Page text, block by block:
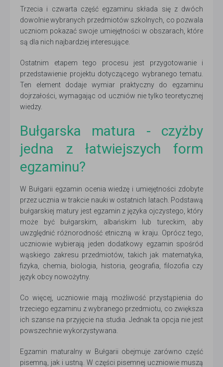
Trzecia i czwarta część egzaminu składa się z dwóch
dowolnie wybranych przedmiotów szkolnych, co pozwala
uczniom pokazać swoje umiejętności w obszarach, które
są dla nich najbardziej interesujące.
Ostatnim etapem tego procesu jest przygotowanie i
przedstawienie projektu dotyczącego wybranego tematu.
Ten element dodaje wymiar praktyczny do egzaminu
dojrzałości, wymagając od uczniów nie tylko teoretycznej
wiedzy.
Bułgarska matura - czyżby
jedna z łatwiejszych form
egzaminu?
W Bułgarii egzamin ocenia wiedzę i umiejętności zdobyte
przez ucznia w trakcie nauki w ostatnich latach. Podstawą
bułgarskiej matury jest egzamin z języka ojczystego, który
może być bułgarskim, albańskim lub tureckim, aby
uwzględnić różnorodność etniczną w kraju. Oprócz tego,
uczniowie wybierają jeden dodatkowy egzamin spośród
wąskiego zakresu przedmiotów, takich jak matematyka,
fizyka, chemia, biologia, historia, geografia, filozofia czy
język obcy nowożytny.
Co więcej, uczniowie mają możliwość przystąpienia do
trzeciego egzaminu z wybranego przedmiotu, co zwiększa
ich szanse na przyjęcie na studia. Jednak ta opcja nie jest
powszechnie wykorzystywana.
Egzamin maturalny w Bułgarii obejmuje zarówno część
pisemną, jak i ustną. W części pisemnej uczniowie muszą